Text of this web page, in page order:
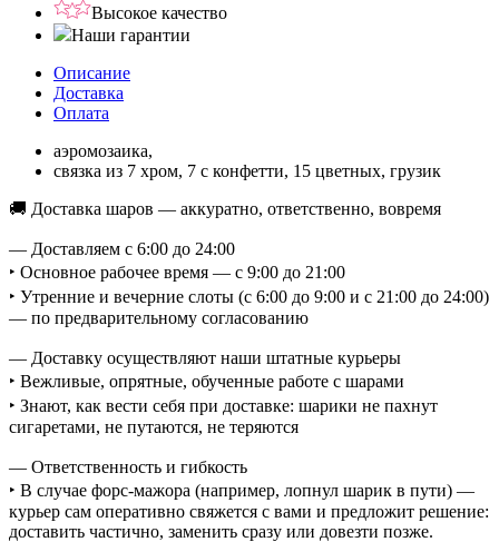
Высокое качество
Наши гарантии
Описание
Доставка
Оплата
аэромозаика,
связка из 7 хром, 7 с конфетти, 15 цветных, грузик
🚚 Доставка шаров — аккуратно, ответственно, вовремя
— Доставляем с 6:00 до 24:00
‣ Основное рабочее время — с 9:00 до 21:00
‣ Утренние и вечерние слоты (с 6:00 до 9:00 и с 21:00 до 24:00)
— по предварительному согласованию
— Доставку осуществляют наши штатные курьеры
‣ Вежливые, опрятные, обученные работе с шарами
‣ Знают, как вести себя при доставке: шарики не пахнут
сигаретами, не путаются, не теряются
— Ответственность и гибкость
‣ В случае форс-мажора (например, лопнул шарик в пути) —
курьер сам оперативно свяжется с вами и предложит решение:
доставить частично, заменить сразу или довезти позже.